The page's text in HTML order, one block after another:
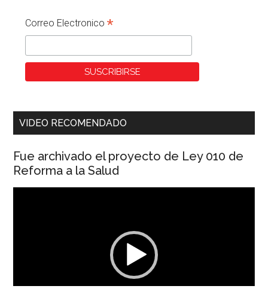
Correo Electronico*
VIDEO RECOMENDADO
Fue archivado el proyecto de Ley 010 de
Reforma a la Salud